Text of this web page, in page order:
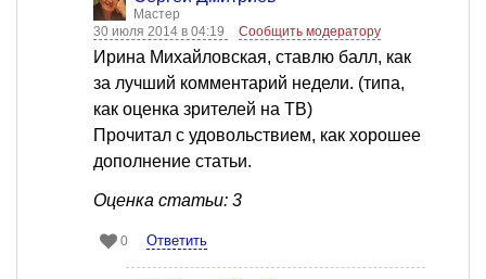
Мастер
30 июля 2014 в 04:19
Сообщить модератору
Ирина Михайловская, ставлю балл, как
за лучший комментарий недели. (типа,
как оценка зрителей на ТВ)
Прочитал с удовольствием, как хорошее
дополнение статьи.
Оценка статьи: 3
0 Ответить